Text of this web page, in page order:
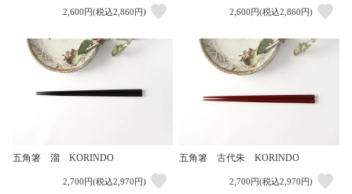
2,600円(税込2,860円) 2,600円(税込2,860円)
五角箸 溜 KORINDO
2,700円(税込2,970円)
五角箸 古代朱 KORINDO
2,700円(税込2,970円)